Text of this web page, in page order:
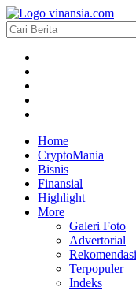
Home
CryptoMania
Bisnis
Finansial
Highlight
More
Galeri Foto
Advertorial
Rekomendasi
Terpopuler
Indeks